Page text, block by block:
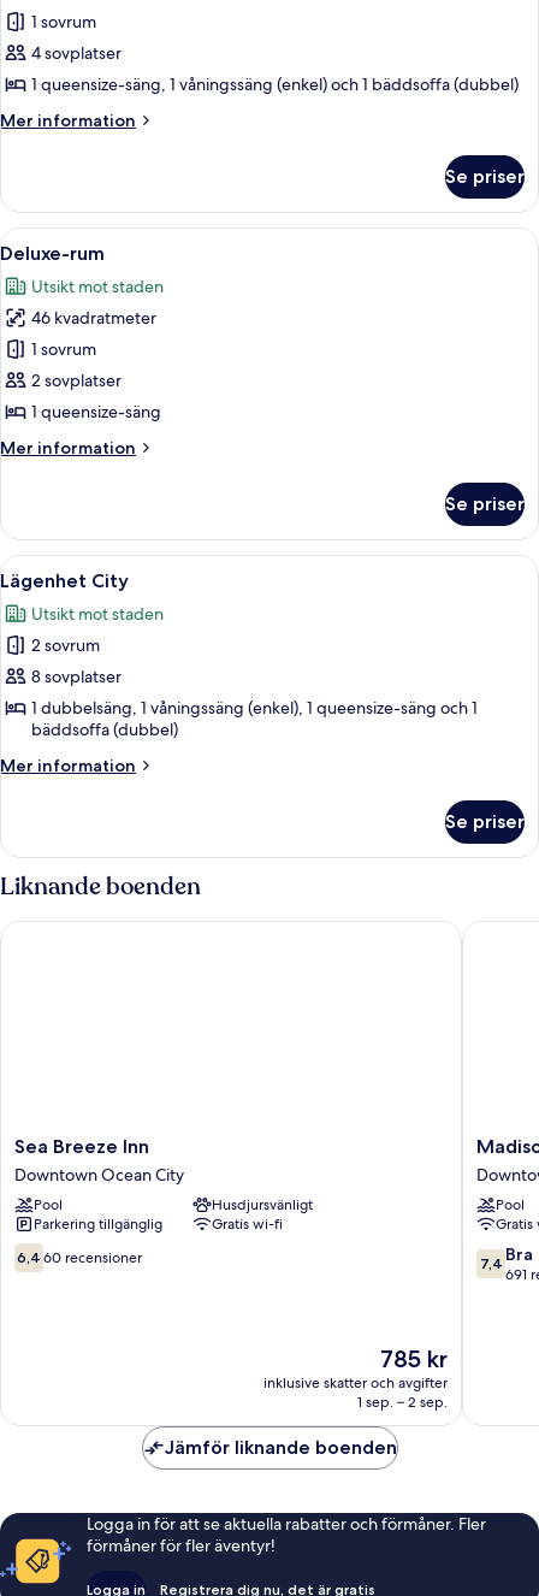
Lägenhet
Economy
1 sovrum
4 sovplatser
1 queensize-säng, 1 våningssäng (enkel) och 1 bäddsoffa (dubbel)
Mer information
Mer
Economy
Se priser
Öppna
alla
foton
för
Deluxe-
rum
Ett hotellrum med en säng, ett
12
Deluxe-rum
Utsikt mot staden
46 kvadratmeter
1 sovrum
2 sovplatser
1 queensize-säng
Mer information
Mer
rum
Se priser
Öppna
alla
foton
för
Lägenhet
City
En parkeringsplats med ett vitt
24
Lägenhet City
Utsikt mot staden
2 sovrum
8 sovplatser
1 dubbelsäng, 1 våningssäng (enkel), 1 queensize-säng och 1
bäddsoffa (dubbel)
Mer information
Mer
City
Se priser
Liknande boenden
Sea
Breeze
Inn
Downtown
Ocean
City
Sea Breeze Inn
Downtown Ocean City
Pool
Husdjursvänligt
Parkering tillgänglig
Gratis wi-fi
6.4
av
6,4 60 recensioner
Priset
är
785 kr
785 kr
inklusive skatter och avgifter
1 sep. – 2 sep.
Sea Breeze Inn
Madison
Beach
Motel
Ocean
City
Pool
7.4
av
7,4 Bra
691
Jämför liknande boenden
Logga in för att se aktuella rabatter och förmåner. Fler
förmåner för fler äventyr!
Logga in Registrera dig nu, det är gratis